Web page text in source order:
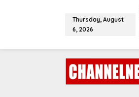
o
Thursday, August
6, 2026